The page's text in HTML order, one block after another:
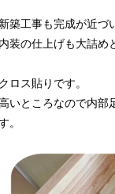
新築工事も完成が近づ
内装の仕上げも大詰め
クロス貼りです。
いところなので内
。